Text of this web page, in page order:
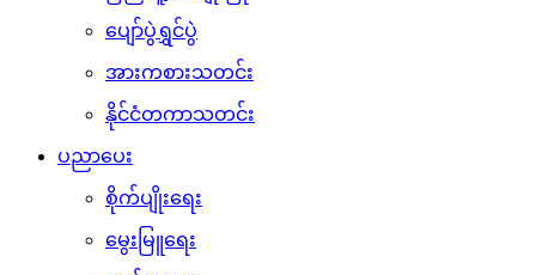
ပျော်ပွဲရွှင်ပွဲ
အားကစားသတင်း
နိုင်ငံတကာသတင်း
ပညာပေး
စိုက်ပျိုးရေး
မွေးမြူရေး